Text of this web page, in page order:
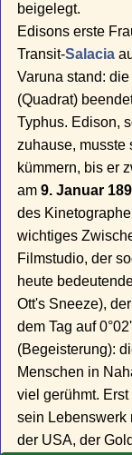
beigelegt.
Edisons erste
Transit-Salacia
Varuna stand:
(Quadrat)
Typhus. Edison,
zuhause, musste
kümmern, bis er
am9. Januar
des
wichtiges
Filmstudio, der
heute
Ott's Sneeze),
dem Tag auf
(Begeisterung):
Menschen in
viel gerühmt.
sein Lebenswerk
der USA, der